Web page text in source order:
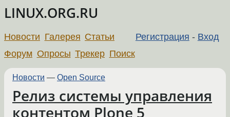
LINUX.ORG.RU
Регистрация - Вход
Новости Галерея Статьи
Форум Опросы Трекер Поиск
Новости — Open Source
Релиз системы управления
контентом Plone 5